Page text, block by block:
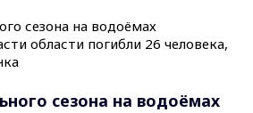
сезона на водоёмах